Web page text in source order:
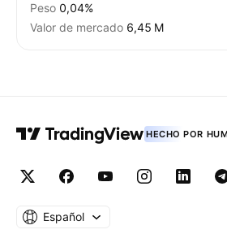
Peso 0,04%
Valor de mercado ‪6,45 M‬
HECHO POR
Español